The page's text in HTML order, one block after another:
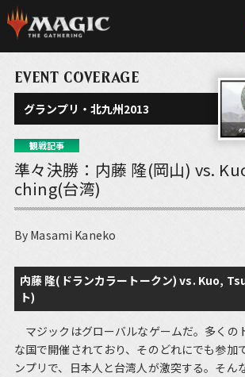
EVENT COVERAGE
グランプリ・北九州2013
観戦記事
準々決勝：内藤 隆(岡山) vs.
ching(台湾)
By Masami Kaneko
内藤 隆(ドランカラートークン) vs. Kuo,
ト)
マジックはグローバルなゲームだ。多くの
な国で開催されており、そのどれにでも参加
ンプリで、日本人と台湾人が激突する。そん